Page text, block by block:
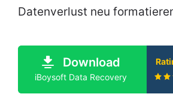
Datenverlust neu
Download
iBoysoft Data Recovery